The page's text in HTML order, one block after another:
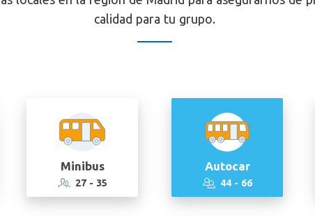
calidad para tu grupo.
Minibus
27 - 35
Autocar
44 - 66